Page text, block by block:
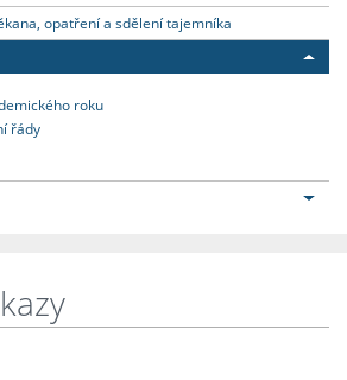
opatření a sdělení tajemníka
roku
řády